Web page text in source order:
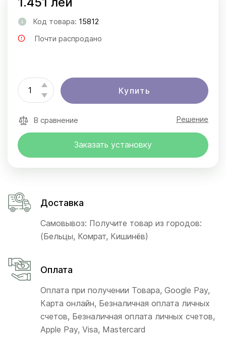
Код товара: 15812
Почти распродано
Купить
В сравнение Решение
Заказать установку
Доставка
Самовывоз: Получите товар из городов:
(Бельцы, Комрат, Кишинёв)
Оплата
Оплата при получении Товара, Google Pay,
Карта онлайн, Безналичная оплата личных
счетов, Безналичная оплата личных счетов,
Apple Pay, Visa, Mastercard